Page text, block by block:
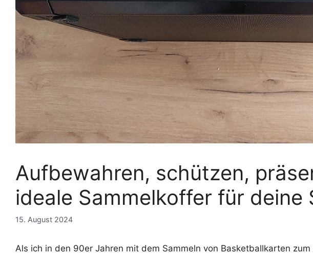
Aufbewahren, schützen,
ideale Sammelkoffer für deine
15. August 2024
Als ich in den 90er Jahren mit dem Sammeln von Basketballkarten